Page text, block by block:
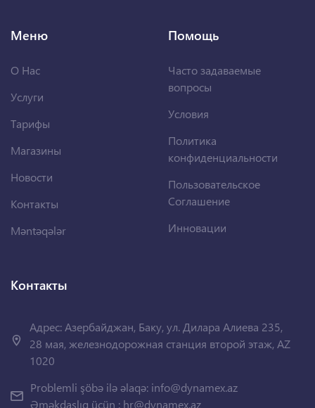
Меню
О Нас
Услуги
Тарифы
Магазины
Новости
Контакты
Məntəqələr
Помощь
Часто задаваемые
вопросы
Условия
Политика
конфиденциальности
Пользовательское
Соглашение
Инновации
Контакты
Адрес: Азербайджан, Баку, ул. Дилара Алиева 235,
28 мая, железнодорожная станция второй этаж, AZ
1020
Problemli şöbə ilə əlaqə: info@dynamex.az
Əməkdaşlıq üçün : hr@dynamex.az